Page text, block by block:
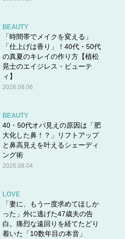
BEAUTY
「時間帯でメイクを変える」
「仕上げは香り」！40代・50代
の真夏のキレイの作り方【植松
晃士のエイジレス・ビューテ
ィ】
2026.08.06
BEAUTY
40・50代オバ見えの原因は「肥
大化した鼻！？」リフトアップ
と鼻高見えを叶えるシェーディ
ング術
2026.08.04
LOVE
「妻に、もう一度求めてほしか
った」外に逃げた47歳夫の告
白。痛烈な遠回りを経てたどり
着いた「10数年目の本音」